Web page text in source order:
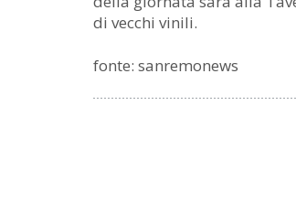
di vecchi vinili.
fonte: sanremonews